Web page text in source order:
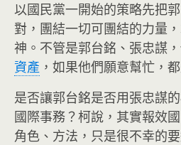
以國民黨一開始的策略先把
對，團結一切可團結的力量
神。不管是郭台銘、張忠謀
資產 ，如果他們願意幫忙，
是否讓郭台銘是否用張忠謀
國際事務？柯說，其實報效
角色、方法，只是很不幸的